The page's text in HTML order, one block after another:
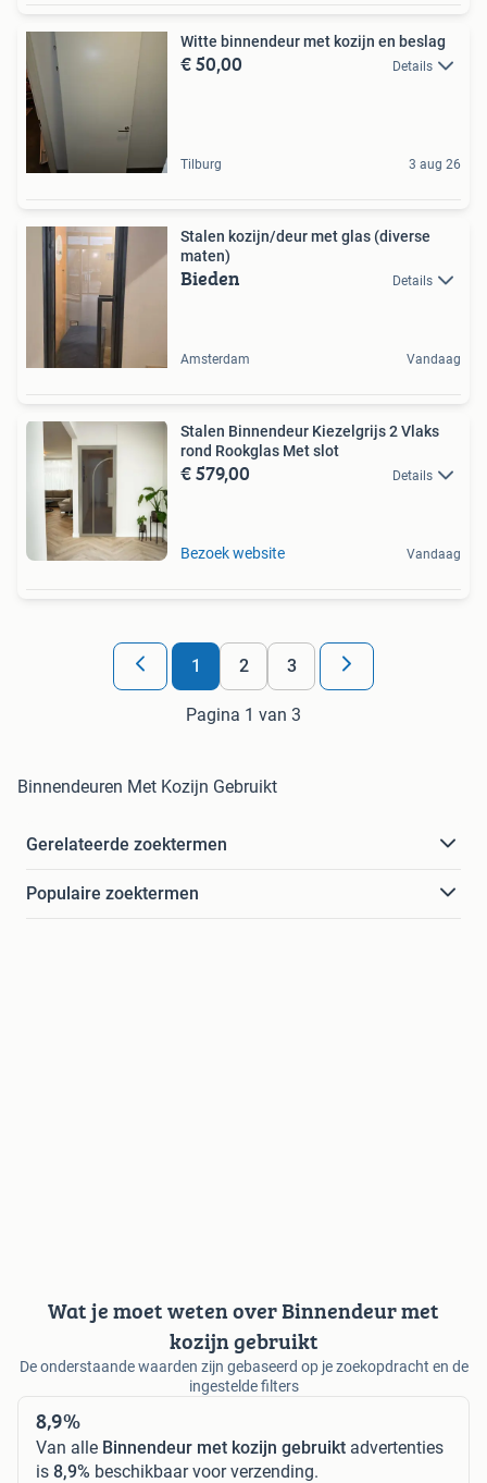
Witte binnendeur met kozijn en beslag
€ 50,00 Details
Tilburg 3 aug 26
Stalen kozijn/deur met glas (diverse
maten)
Bieden Details
Amsterdam Vandaag
Stalen Binnendeur Kiezelgrijs 2 Vlaks
rond Rookglas Met slot
€ 579,00 Details
Bezoek website Vandaag
1 2 3
Pagina 1 van 3
Binnendeuren Met Kozijn Gebruikt
Gerelateerde zoektermen
Populaire zoektermen
Wat je moet weten over Binnendeur met
kozijn gebruikt
De onderstaande waarden zijn gebaseerd op je zoekopdracht en de
ingestelde filters
8,9%
Van alle Binnendeur met kozijn gebruikt advertenties
is 8,9% beschikbaar voor verzending.